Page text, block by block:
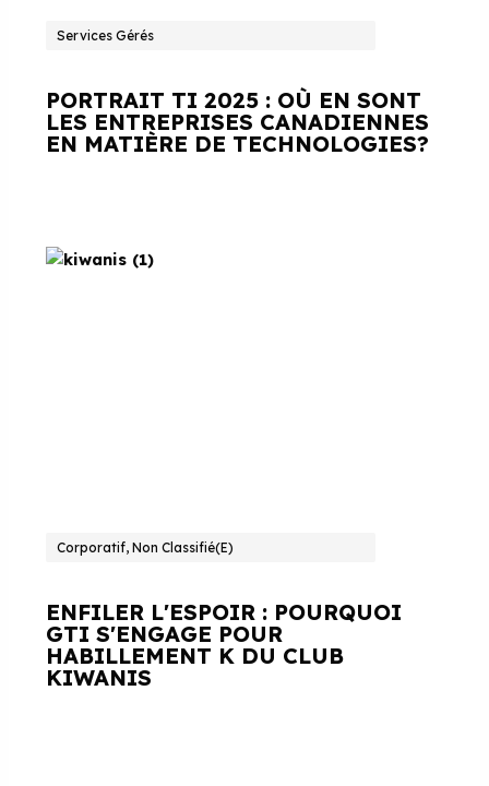
Services Gérés
PORTRAIT TI 2025 : OÙ EN SONT
LES ENTREPRISES CANADIENNES
EN MATIÈRE DE TECHNOLOGIES?
Corporatif, Non Classifié(e)
ENFILER L'ESPOIR : POURQUOI
GTI S'ENGAGE POUR
HABILLEMENT K DU CLUB
KIWANIS